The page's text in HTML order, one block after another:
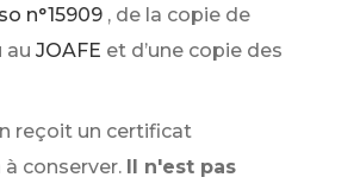
n°15909 , de la copie de
au JOAFE et d’une copie des
reçoit un certificat
conserver. Il n'est pas